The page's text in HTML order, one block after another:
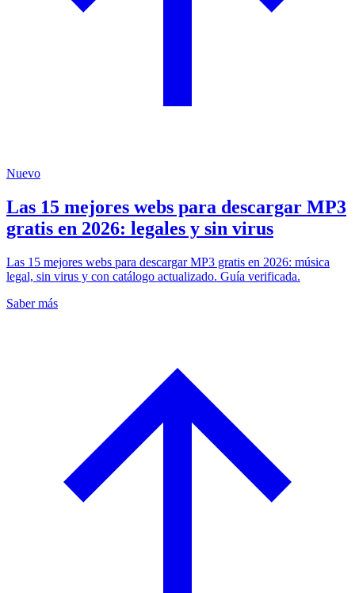
Nuevo
Las 15 mejores webs para descargar MP3
gratis en 2026: legales y sin virus
Las 15 mejores webs para descargar MP3 gratis en 2026: música
legal, sin virus y con catálogo actualizado. Guía verificada.
Saber más